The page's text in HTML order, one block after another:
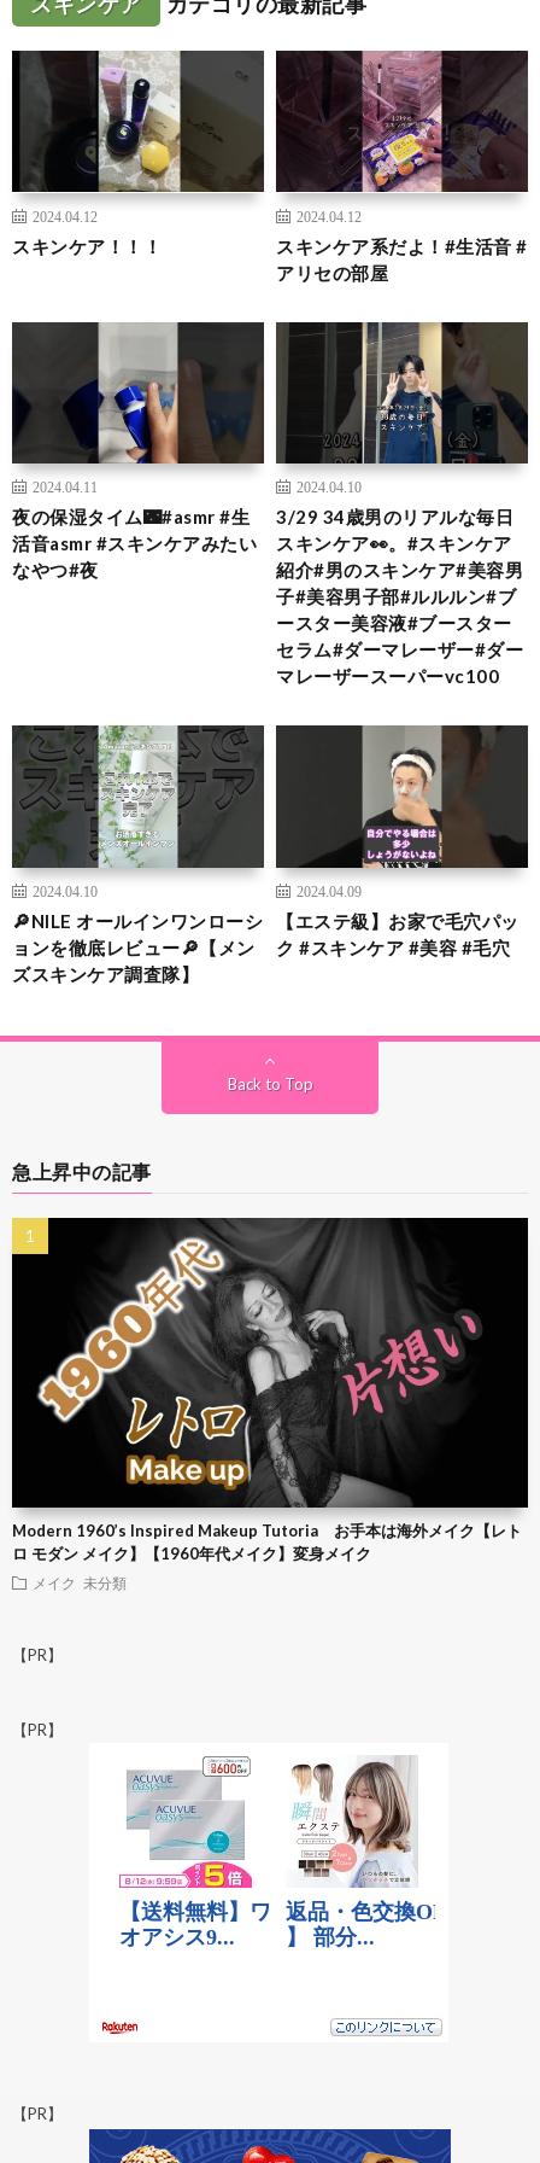
2024.04.12
スキンケア！！！
2024.04.12
スキンケア系だよ！#生活音 #
アリセの部屋
2024.04.11
夜の保湿タイム🌃#asmr #生
活音asmr #スキンケアみたい
なやつ#夜
2024.04.10
3/29 34歳男のリアルな毎日
スキンケア👀。#スキンケア
紹介#男のスキンケア#美容男
子#美容男子部#ルルルン#ブ
ースター美容液#ブースター
セラム#ダーマレーザー#ダー
マレーザースーパーvc100
2024.04.10
🔎NILE オールインワンローシ
ョンを徹底レビュー🔎【メン
ズスキンケア調査隊】
2024.04.09
【エステ級】お家で毛穴パッ
ク #スキンケア #美容 #毛穴
Back to Top
急上昇中の記事
Modern 1960’s Inspired Makeup Tutoria お手本は海外メイク【レト
ロ モダン メイク】【1960年代メイク】変身メイク
メイク 未分類
【PR】
【PR】
【PR】